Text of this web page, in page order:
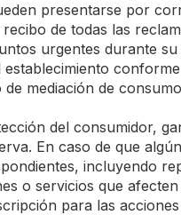
presentarse por
de todas las
urgentes durante
mediación de
del consumidor,
En caso de que
incluyendo
o servicios que
para las